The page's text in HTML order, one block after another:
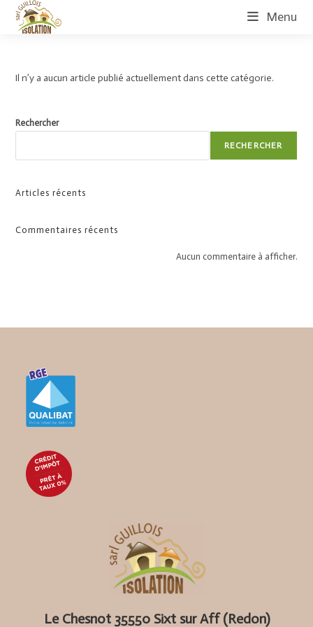
Menu
Il n’y a aucun article publié actuellement dans cette catégorie.
Rechercher
RECHERCHER
Articles récents
Commentaires récents
Aucun commentaire à afficher.
Le Chesnot 35550 Sixt sur Aff (Redon)